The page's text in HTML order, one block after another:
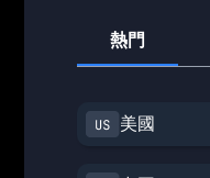
熱門
美國